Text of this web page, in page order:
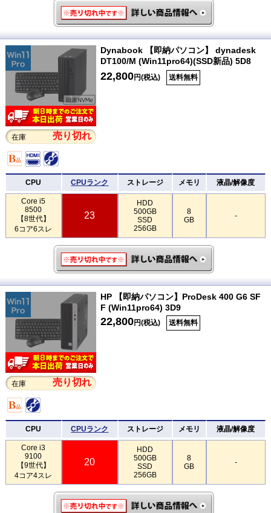
在庫 売り切れ
Dynabook 【即納パソコン】 dynadesk
DT100/M (Win11pro64)(SSD新品) 5D8
22,800円(税込) 送料無料
CPU CPUランク ストレージ メモリ 液晶/解像度
Core i5
8500
【8世代】
6コア6スレ
23
HDD
500GB
SSD
256GB
8
GB
-
在庫 売り切れ
HP 【即納パソコン】ProDesk 400 G6 SF
F (Win11pro64) 3D9
22,800円(税込) 送料無料
CPU CPUランク ストレージ メモリ 液晶/解像度
Core i3
9100
【9世代】
4コア4スレ
20
HDD
500GB
SSD
256GB
8
GB
-